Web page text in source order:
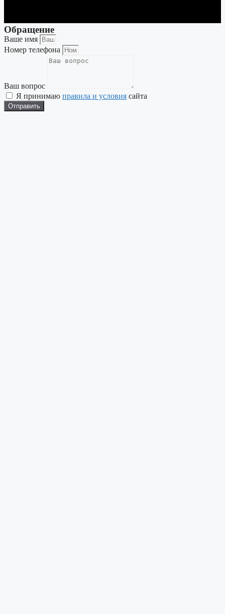
Обращение
Ваше имя
Номер телефона
Ваш вопрос
Я принимаю правила и условия сайта
Отправить